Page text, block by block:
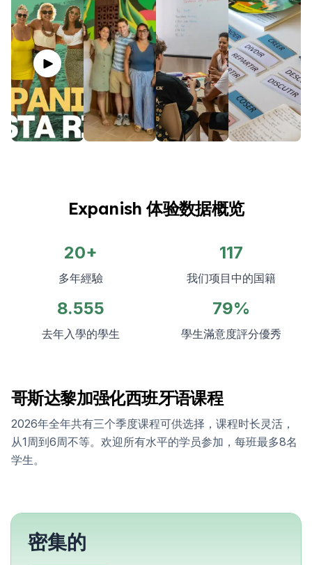
Expanish 体验数据概览
20+
多年經驗
117
我们项目中的国籍
8.555
去年入學的學生
79%
學生滿意度評分優秀
哥斯达黎加强化西班牙语课程
2026年全年共有三个季度课程可供选择，课程时长灵活，
从1周到6周不等。欢迎所有水平的学员参加，每班最多8名
学生。
密集的